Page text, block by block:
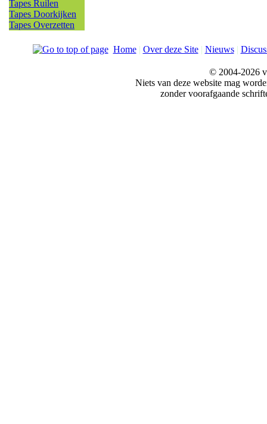
Tapes Ruilen
Tapes Doorkijken
Tapes Overzetten
Home| Over deze Site| Nieuws|
© 2004-2026
Niets van deze website mag
zonder voorafgaande